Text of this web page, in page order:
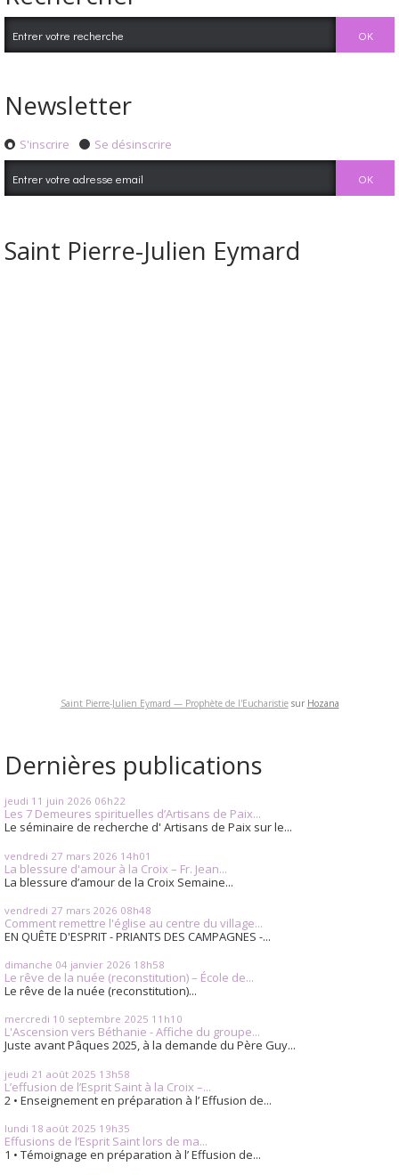
Newsletter
S'inscrire Se désinscrire
Saint Pierre-Julien Eymard
Saint Pierre-Julien Eymard — Prophète de l'Eucharistiesur Hozana
Dernières publications
jeudi 11 juin 2026 06h22
Les 7 Demeures spirituelles d’Artisans de Paix...
Le séminaire de recherche d' Artisans de Paix sur le...
vendredi 27 mars 2026 14h01
La blessure d'amour à la Croix – Fr. Jean...
La blessure d’amour de la Croix Semaine...
vendredi 27 mars 2026 08h48
Comment remettre l'église au centre du village...
EN QUÊTE D'ESPRIT - PRIANTS DES CAMPAGNES -...
dimanche 04 janvier 2026 18h58
Le rêve de la nuée (reconstitution) – École de...
Le rêve de la nuée (reconstitution)...
mercredi 10 septembre 2025 11h10
L'Ascension vers Béthanie - Affiche du groupe...
Juste avant Pâques 2025, à la demande du Père Guy...
jeudi 21 août 2025 13h58
L’effusion de l’Esprit Saint à la Croix –...
2 • Enseignement en préparation à l’ Effusion de...
lundi 18 août 2025 19h35
Effusions de l’Esprit Saint lors de ma...
1 • Témoignage en préparation à l’ Effusion de...